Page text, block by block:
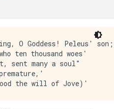
O Goddess! Peleus'
ten thousand woes'
sent many a soul"